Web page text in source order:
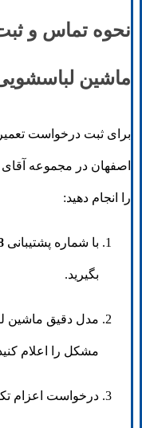
نحوه تماس و
ماشین
برای ثبت درخواست
اصفهان در مجموعه
را انجام دهید:
با شماره پشتیبانی
بگیرید.
مدل دقیق ماشین
مشکل را اعلام
درخواست اعزام